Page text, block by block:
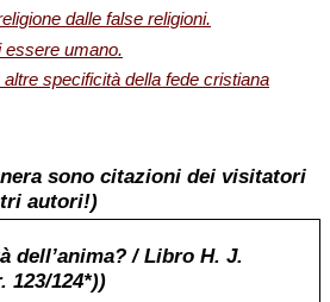
dalle false religioni.
essere umano.
specificità della fede cristiana
sono citazioni dei visitatori
autori!)
dell’anima? / Libro H. J.
123/124*))